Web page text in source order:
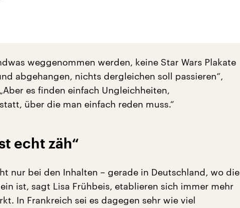
weggenommen werden, keine Star Wars Plakate
abgehangen, nichts dergleichen soll passieren“,
es finden einfach Ungleichheiten,
über die man einfach reden muss.“
echt zäh“
nur bei den Inhalten – gerade in Deutschland, wo die
ist, sagt Lisa Frühbeis, etablieren sich immer mehr
In Frankreich sei es dagegen sehr wie viel